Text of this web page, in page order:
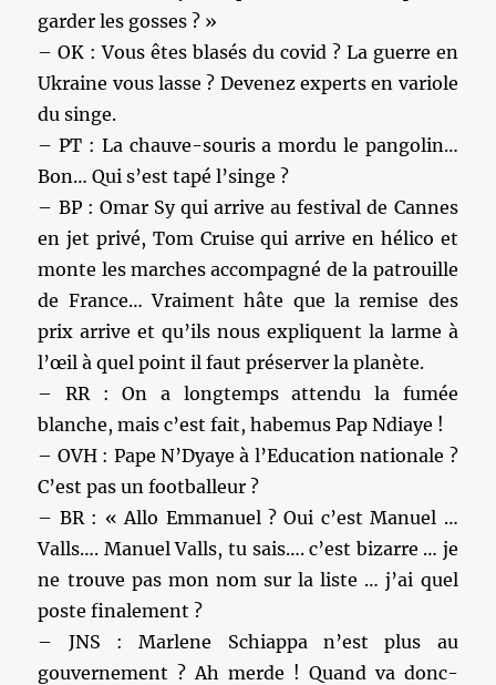
garder les gosses ? »
– OK : Vous êtes blasés du covid ? La guerre en
Ukraine vous lasse ? Devenez experts en variole
du singe.
– PT : La chauve-souris a mordu le pangolin…
Bon… Qui s’est tapé l’singe ?
– BP : Omar Sy qui arrive au festival de Cannes
en jet privé, Tom Cruise qui arrive en hélico et
monte les marches accompagné de la patrouille
de France… Vraiment hâte que la remise des
prix arrive et qu’ils nous expliquent la larme à
l’œil à quel point il faut préserver la planète.
– RR : On a longtemps attendu la fumée
blanche, mais c’est fait, habemus Pap Ndiaye !
– OVH : Pape N’Dyaye à l’Education nationale ?
C’est pas un footballeur ?
– BR : « Allo Emmanuel ? Oui c’est Manuel …
Valls…. Manuel Valls, tu sais…. c’est bizarre … je
ne trouve pas mon nom sur la liste … j’ai quel
poste finalement ?
– JNS : Marlene Schiappa n’est plus au
gouvernement ? Ah merde ! Quand va donc-